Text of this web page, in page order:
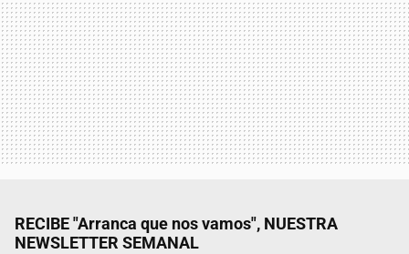
RECIBE "Arranca que nos vamos", NUESTRA
NEWSLETTER SEMANAL